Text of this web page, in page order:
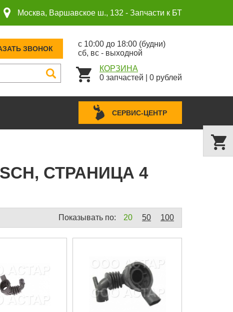
Москва, Варшавское ш., 132 - Запчасти к БТ
ЗВОНОК
с 10:00 до 18:00 (будни)
сб, вс - выходной
КОРЗИНА
0 запчастей 0 рублей
СЕРВИС-ЦЕНТР
СТРАНИЦА 4
Показывать по: 20 50 100